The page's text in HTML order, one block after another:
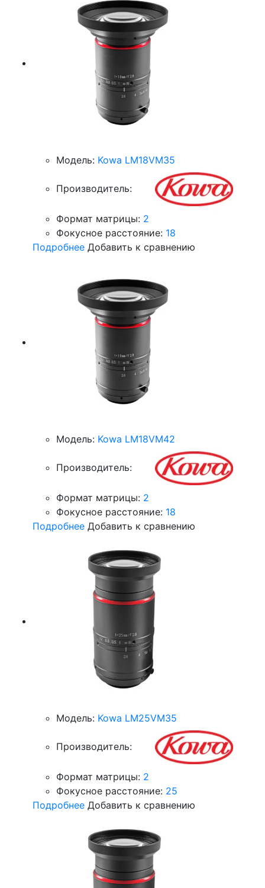
Модель: Kowa LM18VM35
Производитель:
Формат матрицы: 2
Фокусное расстояние: 18
Подробнее Добавить к сравнению
Модель: Kowa LM18VM42
Производитель:
Формат матрицы: 2
Фокусное расстояние: 18
Подробнее Добавить к сравнению
Модель: Kowa LM25VM35
Производитель:
Формат матрицы: 2
Фокусное расстояние: 25
Подробнее Добавить к сравнению